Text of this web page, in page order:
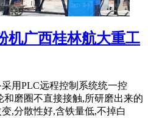
机广西桂林航大重工
用PLC远程控制系统统一控
和磨圈不直接接触,所研磨出来的
,分散性好,含铁量低,不掉白